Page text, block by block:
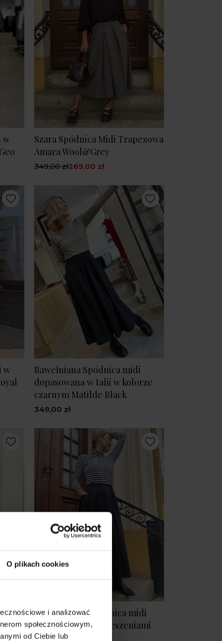
O plikach cookies
i analizować
społecznościowym,
od Ciebie lub
w
Szara Spódnica Midi Trapezowa
Amara Wool&Grey
349,00 zł269,00 zł
w
Bawełniana Spódnica midi
dopasowana w talii w kolorze
czarnym Matilde Black
349,00 zł
Długa czarna spódnica midi
rozkloszowana z kieszeniami
Cango Black